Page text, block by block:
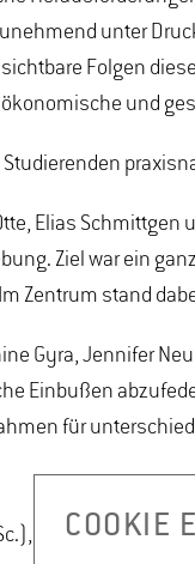
unter
Folgen
und
Elias
Ziel war ein
Zentrum stand
Gyra, Jennifer
Einbußen
für
COOKIE